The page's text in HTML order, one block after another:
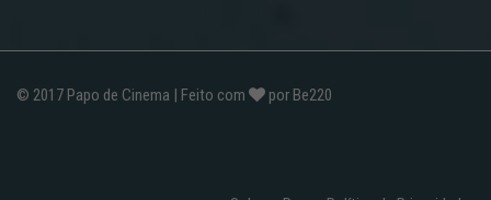
© 2017 Papo de Cinema | Feito com por Be220